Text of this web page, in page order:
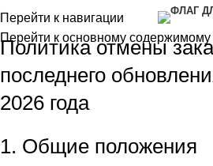
Перейти к навигации
Перейти к основному содержимому
Политика отмены
последнего
2026 года
1. Общие положения